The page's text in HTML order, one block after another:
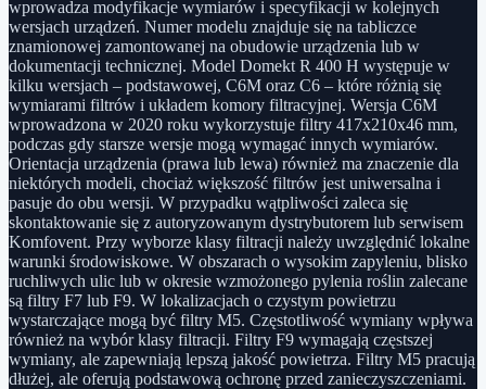
wprowadza modyfikacje wymiarów i specyfikacji w kolejnych
wersjach urządzeń. Numer modelu znajduje się na tabliczce
znamionowej zamontowanej na obudowie urządzenia lub w
dokumentacji technicznej. Model Domekt R 400 H występuje w
kilku wersjach – podstawowej, C6M oraz C6 – które różnią się
wymiarami filtrów i układem komory filtracyjnej. Wersja C6M
wprowadzona w 2020 roku wykorzystuje filtry 417x210x46 mm,
podczas gdy starsze wersje mogą wymagać innych wymiarów.
Orientacja urządzenia (prawa lub lewa) również ma znaczenie dla
niektórych modeli, chociaż większość filtrów jest uniwersalna i
pasuje do obu wersji. W przypadku wątpliwości zaleca się
skontaktowanie się z autoryzowanym dystrybutorem lub serwisem
Komfovent. Przy wyborze klasy filtracji należy uwzględnić lokalne
warunki środowiskowe. W obszarach o wysokim zapyleniu, blisko
ruchliwych ulic lub w okresie wzmożonego pylenia roślin zalecane
są filtry F7 lub F9. W lokalizacjach o czystym powietrzu
wystarczające mogą być filtry M5. Częstotliwość wymiany wpływa
również na wybór klasy filtracji. Filtry F9 wymagają częstszej
wymiany, ale zapewniają lepszą jakość powietrza. Filtry M5 pracują
dłużej, ale oferują podstawową ochronę przed zanieczyszczeniami.